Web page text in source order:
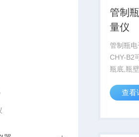
管制
量仪
管制瓶
CHY-B2
瓶底,瓶
瓿瓶生
查看